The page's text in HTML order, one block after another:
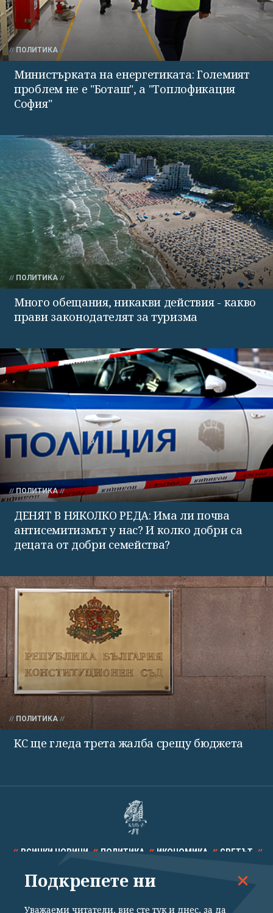
ПОЛИТИКА
Министърката на енергетиката: Големият
проблем не е "Боташ", а "Топлофикация
София"
ПОЛИТИКА
Много обещания, никакви действия - какво
прави законодателят за туризма
ПОЛИТИКА
ДЕНЯТ В НЯКОЛКО РЕДА: Има ли почва
антисемитизмът у нас? И колко добри са
децата от добри семейства?
ПОЛИТИКА
КС ще гледа трета жалба срещу бюджета
ВСИЧКИ НОВИНИ ПОЛИТИКА ИКОНОМИКА СВЕТЪТ
СПОРТ КУЛТУРА ТЕХНОЛОГИИ КАЛЕЙДОСКОП
Подкрепете ни
Уважаеми читатели, вие сте тук и днес, за да